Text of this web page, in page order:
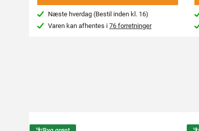
Næste hverdag (Bestil inden kl. 16)
Varen kan afhentes i76 forretninger